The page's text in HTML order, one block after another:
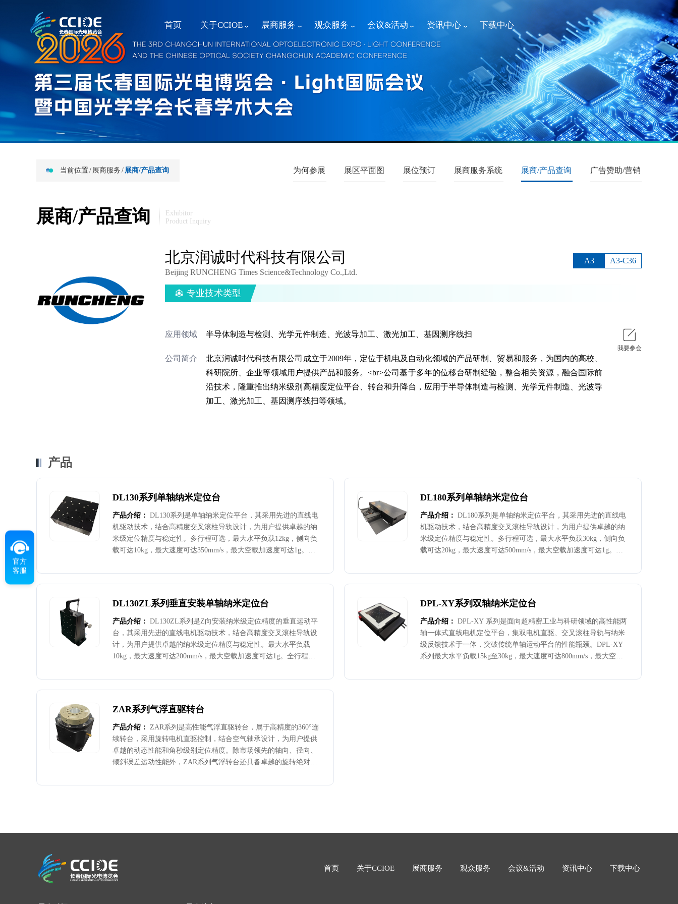
首页 关于CCIOE 展商服务 观众服务 会议&活动 资讯中心 下载中心
当前位置/ 展商服务 / 展商/产品查询 为何参展 展区平面图 展位预订 展商服务系统 展商/产品查询 广告赞助/营销
展商/产品查询
Exhibitor
Product Inquiry
北京润诚时代科技有限公司
Beijing RUNCHENG Times Science&Technology Co.,Ltd.
A3 A3-C36
专业技术类型
应用领域 半导体制造与检测、光学元件制造、光波导加工、激光加工、基因测序线扫
公司简介
北京润诚时代科技有限公司成立于2009年，定位于机电及自动化领域的产品研制、贸易和服务，为国内的高校、
科研院所、企业等领域用户提供产品和服务。<br>公司基于多年的位移台研制经验，整合相关资源，融合国际前
沿技术，隆重推出纳米级别高精度定位平台、转台和升降台，应用于半导体制造与检测、光学元件制造、光波导
加工、激光加工、基因测序线扫等领域。
我要参会
产品
DL130系列单轴纳米定位台
产品介绍： DL130系列是单轴纳米定位平台，其采用先进的直线电
机驱动技术，结合高精度交叉滚柱导轨设计，为用户提供卓越的纳
米级定位精度与稳定性。多行程可选，最大水平负载12kg，侧向负
载可达10kg，最大速度可达350mm/s，最大空载加速度可达1g。全
±100nm，定位精度+250nm至±300nm。DL130系列平台是兼顾运动
精度，灵活行程，高动态性能和较强负载能力的综合性纳米定位平
工、半导体晶圆缺陷检测、测量检测、表面轮廓检测等需要纳米级
定位精度的检测项目微型元件(如MEMS传感器
DL180系列单轴纳米定位台
产品介绍： DL180系列是单轴纳米定位平台，其采用先进的直线电
机驱动技术，结合高精度交叉滚柱导轨设计，为用户提供卓越的纳
米级定位精度与稳定性。多行程可选，最大水平负载30kg，侧向负
载可达20kg，最大速度可达500mm/s，最大空载加速度可达1g。全
±100nm至±125nm，定位精度+150nm至±200nm。DL180系列平台是
兼顾运动精度，大行程，高动态性能和较强负载能力的综合性纳米
系统加工、测量检测、表面轮廓检测等需要纳米级定位精度的检测
项目.
DL130ZL系列垂直安装单轴纳米定位台
产品介绍： DL130ZL系列是Z向安装纳米级定位精度的垂直运动平
台，其采用先进的直线电机驱动技术，结合高精度交叉滚柱导轨设
计，为用户提供卓越的纳米级定位精度与稳定性。最大水平负载
10kg，最大速度可达200mm/s，最大空载加速度可达1g。全行程平
±125nm，定位精度+150nm至±200nm。DL130ZL系列平台是兼顾运
动精度，高动态性能和较强负载能力的综合性纳米定位平台，可应
检测、表面轮廓检测、光纤对准、光学制造和检测、传感器测试和
扫描过程。
DPL-XY系列双轴纳米定位台
产品介绍： DPL-XY 系列是面向超精密工业与科研领域的高性能两
轴一体式直线电机定位平台，集双电机直驱、交叉滚柱导轨与纳米
级反馈技术于一体，突破传统单轴运动平台的性能瓶颈。DPL-XY
系列最大水平负载15kg至30kg，最大速度可达800mm/s，最大空载
200mm×200mm、250mm×250mm 及300mm×300mm标准行程，可以
ZAR系列气浮直驱转台
产品介绍：
ZAR系列是高性能气浮直驱转台，属于高精度的360°连
续转台，采用旋转电机直驱控制，结合空气轴承设计，为用户提供
卓越的动态性能和角秒级别定位精度。除市场领先的轴向、径向、
倾斜误差运动性能外，ZAR系列气浮转台还具备卓越的旋转绝对定
高转速达6000rpm，可以根据客户的应用提供灵活的定制方案。转
官方
客服
首页 关于CCIOE 展商服务 观众服务 会议&活动 资讯中心 下载中心